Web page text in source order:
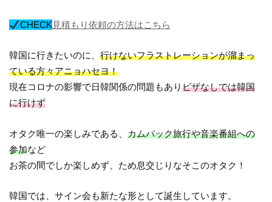
CHECK 見積もり依頼の方法はこちら
韓国に行きたいのに、行けないフラストレーションが溜まっ
ている方々アニョハセヨ！
現在コロナの影響で日韓関係の問題もありビザなしでは韓国
に行けず
オタク唯一の楽しみである、カムバック旅行や音楽番組への
参加など
お茶の間でしか楽しめず、ため息交じりなそこのオタク！
韓国では、サイン会も新たな形として誕生しています。